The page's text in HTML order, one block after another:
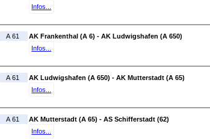
Infos...
A 61
AK Frankenthal (A 6) - AK Ludwigshafen (A 650)
Infos...
A 61
AK Ludwigshafen (A 650) - AK Mutterstadt (A 65)
Infos...
A 61
AK Mutterstadt (A 65) - AS Schifferstadt (62)
Infos...